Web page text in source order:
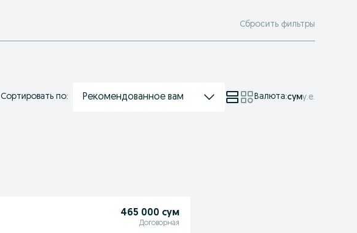
Сбросить фильтры
Сортировать по: Рекомендованное вам Валюта:суму.е.
465 000 сум
Договорная